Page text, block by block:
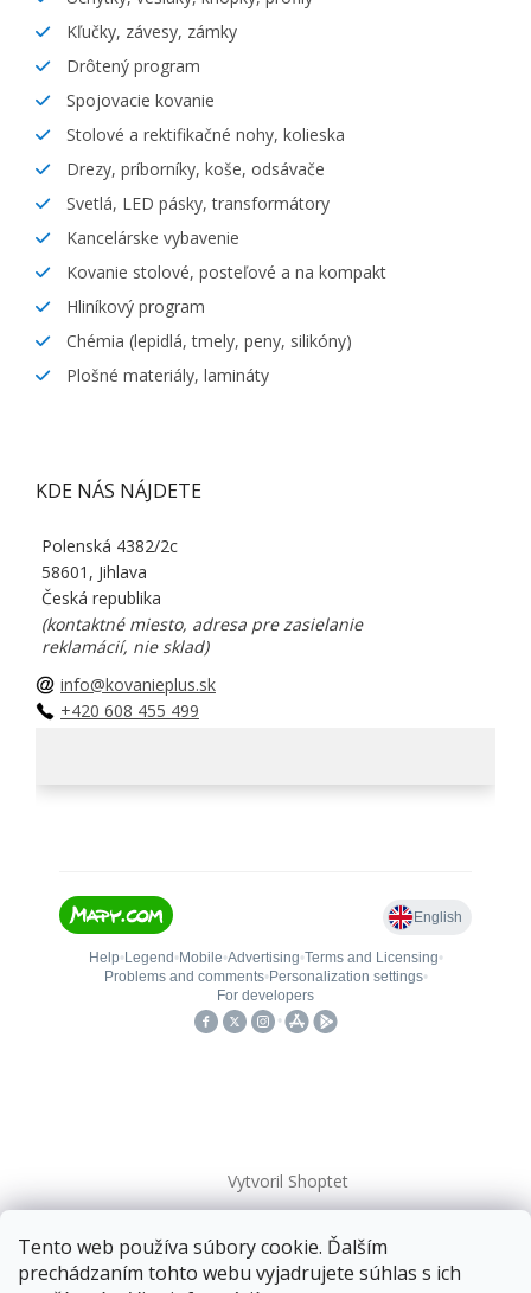
Tento web používa súbory cookie. Ďalším
prechádzaním tohto webu vyjadrujete súhlas s ich
Kľučky, závesy, zámky
Drôtený program
Spojovacie kovanie
Stolové a rektifikačné nohy, kolieska
Drezy, príborníky, koše, odsávače
Svetlá, LED pásky, transformátory
Kancelárske vybavenie
Kovanie stolové, posteľové a na kompakt
Hliníkový program
Chémia (lepidlá, tmely, peny, silikóny)
Plošné materiály, lamináty
KDE NÁS NÁJDETE
Polenská 4382/2c
58601, Jihlava
Česká republika
(kontaktné miesto, adresa pre zasielanie
reklamácií, nie sklad)
info@kovanieplus.sk
+420 608 455 499
Vytvoril Shoptet
Copyright 2026kovanieplus. Všetky práva vyhradené.